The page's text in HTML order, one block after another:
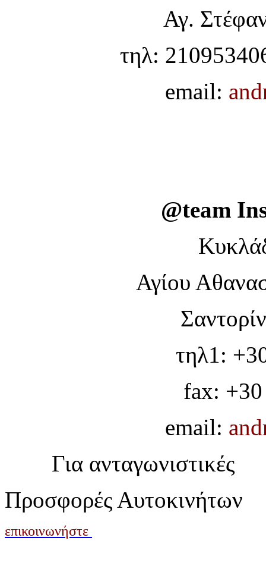
Αγ.
τηλ:
email:
@team
Αγίου
τηλ1:
fax:
email:
Για ανταγωνιστικές
Προσφορές Αυτοκινήτων
επικοινωνήστε